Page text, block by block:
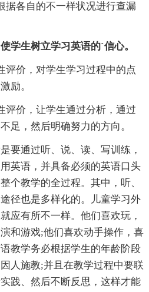
各自的不一样状况进行查漏
生树立学习英语的`信心。
价，对学生学习过程中的点
励。
价，让学生通过分析，通过
足，然后明确努力的方向。
通过听、说、读、写训练，
英语，并具备必须的英语口头
个教学的全过程。其中，听、
径也是多样化的。儿童学习外
应有所不一样。他们喜欢玩，
和游戏;他们喜欢动手操作，喜
教学务必根据学生的年龄阶段
人施教;并且在教学过程中要联
践、然后不断反思，这样才能